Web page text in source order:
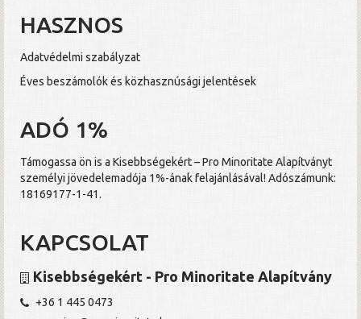
HASZNOS
Adatvédelmi szabályzat
Éves beszámolók és közhasznúsági jelentések
ADÓ 1%
Támogassa ön is a Kisebbségekért – Pro Minoritate Alapítványt
személyi jövedelemadója 1%-ának felajánlásával! Adószámunk:
18169177-1-41.
KAPCSOLAT
Kisebbségekért - Pro Minoritate Alapítvány
+36 1 445 0473